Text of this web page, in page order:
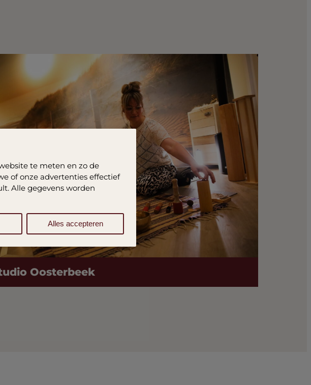
Oosterbeek
te meten en zo de
of onze advertenties effectief
Alle gegevens worden
Alles accepteren